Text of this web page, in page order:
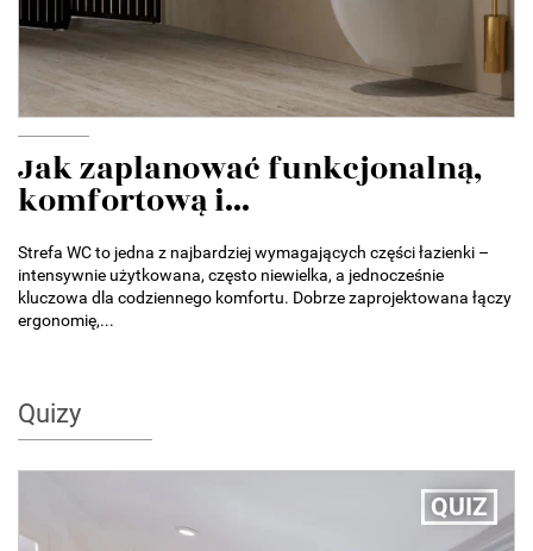
Jak zaplanować funkcjonalną,
komfortową i...
Strefa WC to jedna z najbardziej wymagających części łazienki –
intensywnie użytkowana, często niewielka, a jednocześnie
kluczowa dla codziennego komfortu. Dobrze zaprojektowana łączy
ergonomię,...
Quizy
QUIZ